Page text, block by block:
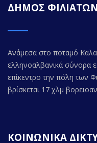
ΔΗΜΟΣ ΦΙΛΙΑΤΩΝ
Ανάμεσα στο ποταμό
ελληνοαλβανικά σύνορα
επίκεντρο την πόλη των
βρίσκεται 17 χλμ
ΚΟΙΝΩΝΙΚΑ